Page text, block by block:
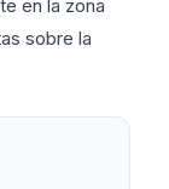
en la zona
sobre la